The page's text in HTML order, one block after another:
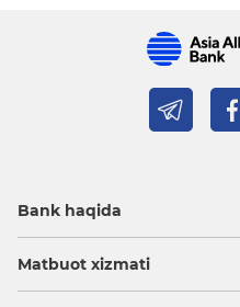
Bank haqida
Matbuot xizmati